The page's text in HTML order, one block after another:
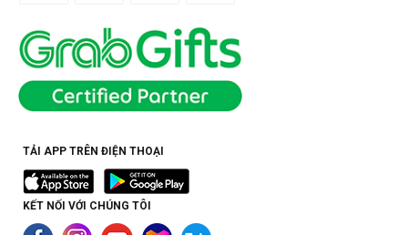
TẢI APP TRÊN ĐIỆN THOẠI
KẾT NỐI VỚI CHÚNG TÔI